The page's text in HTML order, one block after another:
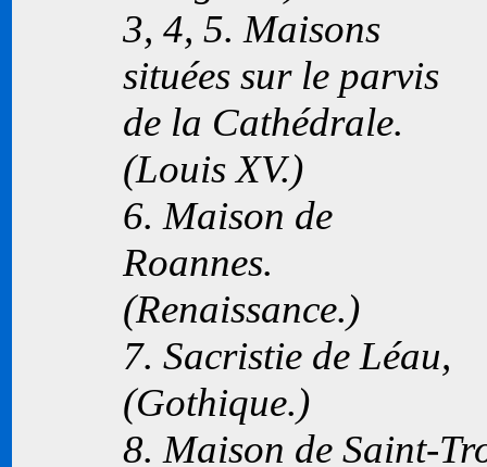
3, 4, 5. Maisons
situées sur le parvis
de la Cathédrale.
(Louis XV.)
6. Maison de
Roannes.
(Renaissance.)
7. Sacristie de Léau,
(Gothique.)
8. Maison de Saint-